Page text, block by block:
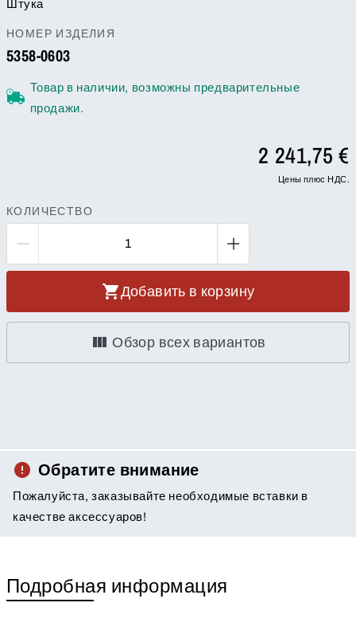
Штука
НОМЕР ИЗДЕЛИЯ
5358-0603
Товар в наличии, возможны предварительные
продажи.
2 241,75 €
Цены плюс НДС.
КОЛИЧЕСТВО
Добавить в корзину
Обзор всех вариантов
Обратите внимание
Пожалуйста, заказывайте необходимые вставки в
качестве аксессуаров!
Подробная информация